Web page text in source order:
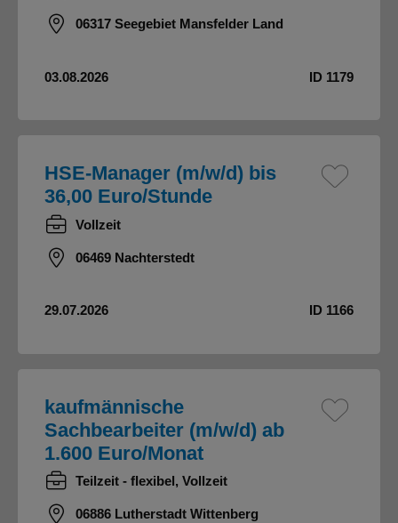
06317 Seegebiet Mansfelder Land
03.08.2026 ID 1179
HSE-Manager (m/w/d) bis
36,00 Euro/Stunde
Vollzeit
06469 Nachterstedt
29.07.2026 ID 1166
kaufmännische
Sachbearbeiter (m/w/d) ab
1.600 Euro/Monat
Teilzeit - flexibel, Vollzeit
06886 Lutherstadt Wittenberg